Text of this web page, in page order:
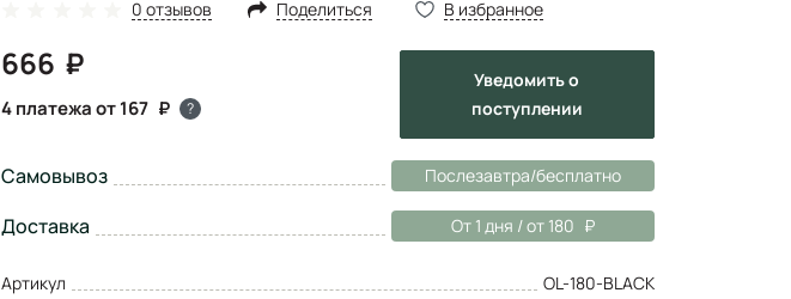
0 отзывов Поделиться В избранное
666
4 платежа от 167 ?
Уведомитьо
поступлении
Самовывоз Послезавтра/бесплатно
Доставка От 1 дня / от 180
Артикул
OL-180-BLACK